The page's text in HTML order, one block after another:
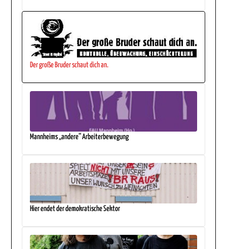
Der große Bruder schaut dich an.
Mannheims „andere“ Arbeiterbewegung
Hier endet der demokratische Sektor